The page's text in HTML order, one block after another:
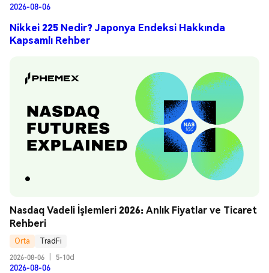
2026-08-06
Nikkei 225 Nedir? Japonya Endeksi Hakkında
Kapsamlı Rehber
Nasdaq Vadeli İşlemleri 2026: Anlık Fiyatlar ve Ticaret
Rehberi
Orta
TradFi
2026-08-06
5-10d
2026-08-06